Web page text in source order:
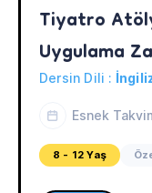
Tiyatro
Uygulama
Dersin Dili :
Esnek
8 - 12 Yaş